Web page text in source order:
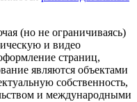
(но не ограничиваясь)
и видео
страниц,
являются объектами
собственность,
и международными